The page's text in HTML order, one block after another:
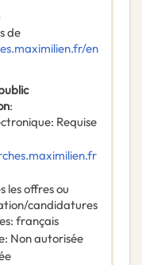
de
en
:
: Requise
les offres ou
candidatures
: français
: Non autorisée